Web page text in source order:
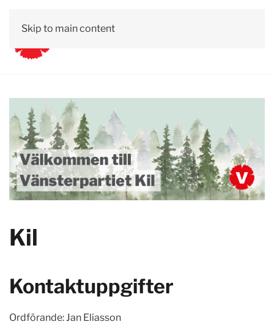
Skip to main content
Kil
Kontaktuppgifter
Ordförande: Jan Eliasson